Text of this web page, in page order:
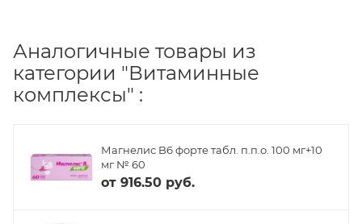
Аналогичные товары из
категории "Витаминные
комплексы" :
Магнелис B6 форте табл. п.п.о. 100 мг+10
мг № 60
от 916.50 руб.